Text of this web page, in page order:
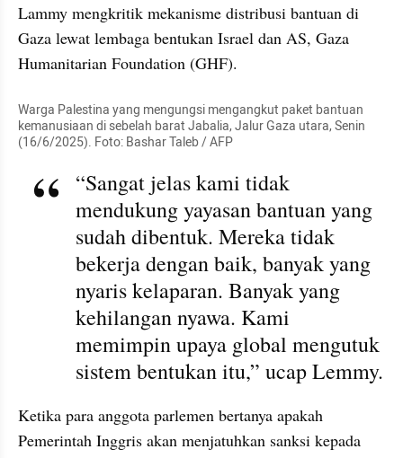
Lammy mengkritik mekanisme distribusi bantuan di
Gaza lewat lembaga bentukan Israel dan AS, Gaza
Humanitarian Foundation (GHF).
Warga Palestina yang mengungsi mengangkut paket bantuan
kemanusiaan di sebelah barat Jabalia, Jalur Gaza utara, Senin
(16/6/2025). Foto: Bashar Taleb / AFP
“Sangat jelas kami tidak
mendukung yayasan bantuan yang
sudah dibentuk. Mereka tidak
bekerja dengan baik, banyak yang
nyaris kelaparan. Banyak yang
kehilangan nyawa. Kami
memimpin upaya global mengutuk
sistem bentukan itu,” ucap Lemmy.
Ketika para anggota parlemen bertanya apakah
Pemerintah Inggris akan menjatuhkan sanksi kepada